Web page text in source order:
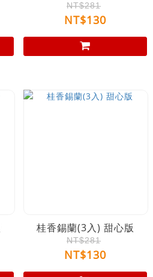
NT$281
NT$130
桂香錫蘭(3入) 甜心版
NT$281
NT$130